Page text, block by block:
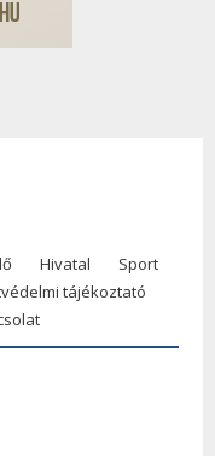
Hivatal
Sport
tájékoztató